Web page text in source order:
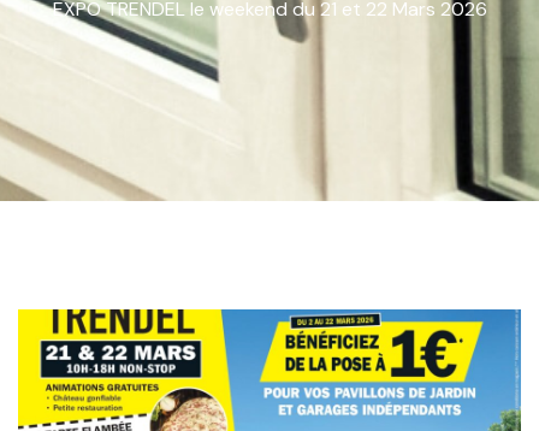
EXPO TRENDEL le weekend du 21 et 22 Mars 2026